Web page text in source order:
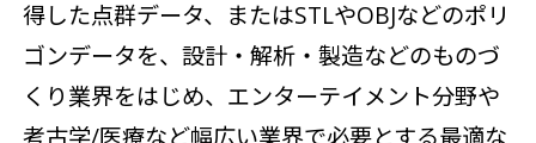
得した点群データ、またはSTLやOBJなどのポリ
ゴンデータを、設計・解析・製造などのものづ
くり業界をはじめ、エンターテイメント分野や